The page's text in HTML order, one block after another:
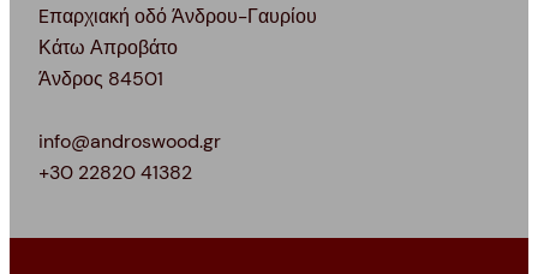
Eπαρχιακή οδό Άνδρου-Γαυρίου
Κάτω Απροβάτο
Άνδρος 84501
info@androswood.gr
+30 22820 41382